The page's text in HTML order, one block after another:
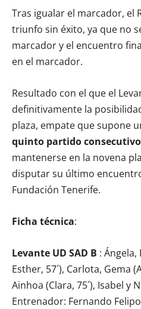
Tras igualar el marcador, el
triunfo sin éxito, ya que no
marcador y el encuentro
en el marcador.
Resultado con el que el
definitivamente la
plaza, empate que supone
quinto partido consecutivo
mantenerse en la novena
disputar su último
Fundación Tenerife.
Ficha técnica:
Levante UD SAD B : Ángela,
Esther, 57´), Carlota, Gema
Ainhoa (Clara, 75´), Isabel y
Entrenador: Fernando